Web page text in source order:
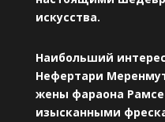
искусства.
Наибольший
Нефертари
жены фараона
изысканными